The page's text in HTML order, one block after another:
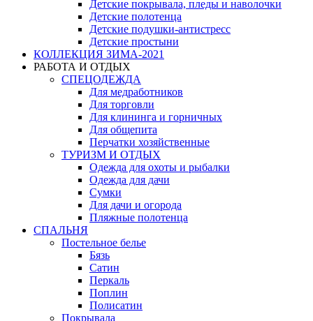
Детские покрывала, пледы и наволочки
Детские полотенца
Детские подушки-антистресс
Детские простыни
КОЛЛЕКЦИЯ ЗИМА-2021
РАБОТА И ОТДЫХ
СПЕЦОДЕЖДА
Для медработников
Для торговли
Для клининга и горничных
Для общепита
Перчатки хозяйственные
ТУРИЗМ И ОТДЫХ
Одежда для охоты и рыбалки
Одежда для дачи
Сумки
Для дачи и огорода
Пляжные полотенца
СПАЛЬНЯ
Постельное белье
Бязь
Сатин
Перкаль
Поплин
Полисатин
Покрывала